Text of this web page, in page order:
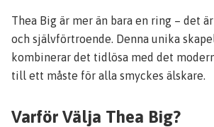
Thea Big är mer än bara en ring – det
och självförtroende. Denna unika
kombinerar det tidlösa med det
till ett måste för alla smyckes älskare.
Varför Välja Thea Big?